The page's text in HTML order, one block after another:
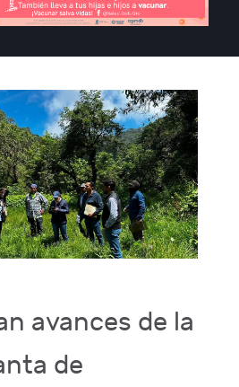
avances de la
de